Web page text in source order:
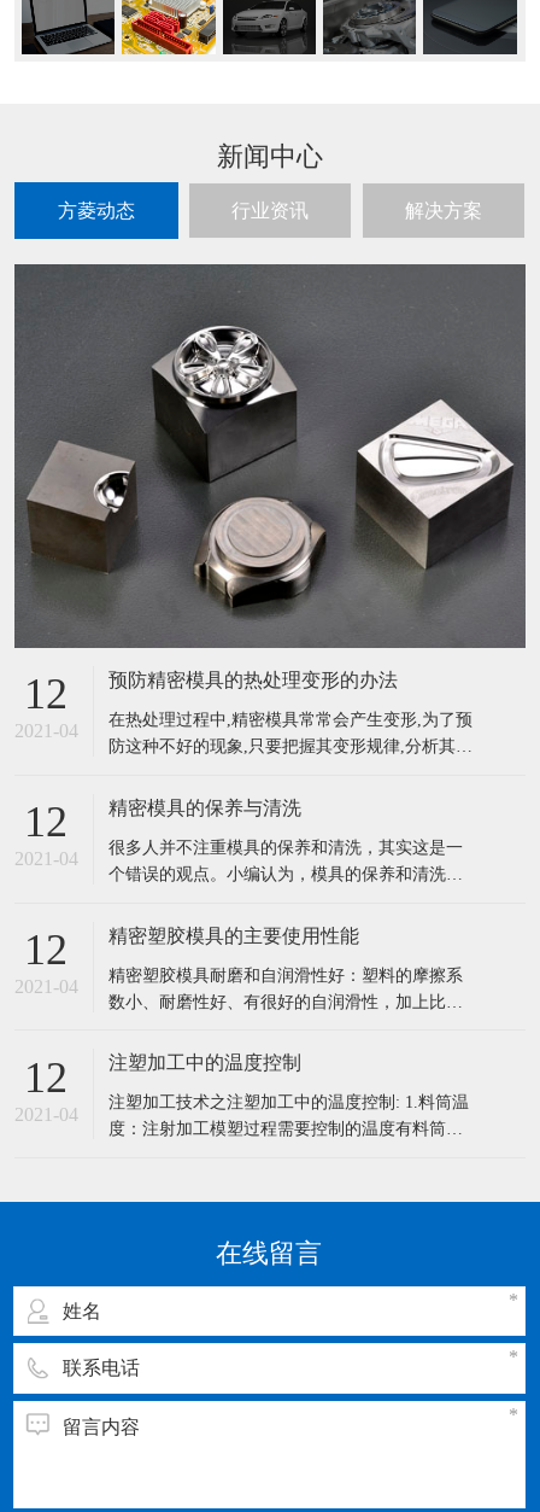
新闻中心
方菱动态 行业资讯 解决方案
12
2021-04
预防精密模具的热处理变形的办法
在热处理过程中,精密模具常常会产生变形,为了预
防这种不好的现象,只要把握其变形规律,分析其产
能够减少的,也是能够控制的。一般来说,对精密复
道选材。对精密复杂模具应选择材质好的微变形
模具钢(如空淬钢)
12
2021-04
精密模具的保养与清洗
很多人并不注重模具的保养和清洗，其实这是一
个错误的观点。小编认为，模具的保养和清洗工
率，不注意保养和清洗也会影响模具的使用寿命
和清洗工作。 一：精密模具的保养5大要点 1、模
具长时间使用后必须磨刃口，研磨
12
2021-04
精密塑胶模具的主要使用性能
精密塑胶模具耐磨和自润滑性好：塑料的摩擦系
数小、耐磨性好、有很好的自润滑性，加上比强
至干摩擦条件下有效地工作。 1、密度小：塑料
的意义，尤其是对车辆、船舶、飞机、宇宙航天
器而言。 2、比强度和比刚度高：
12
2021-04
注塑加工中的温度控制
注塑加工技术之注塑加工中的温度控制: 1.料筒温
度：注射加工模塑过程需要控制的温度有料筒温
塑料的流动和冷却。每一种塑料都具有不同的流
动温度，同一种塑料，由于来源或牌号不同，其
流动温度及分解温度是有差别
在线留言